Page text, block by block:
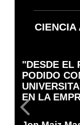
CIENCIA
"DESDE EL
PODIDO
EN LA